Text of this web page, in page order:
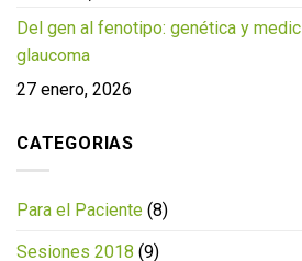
Del gen al fenotipo: genética y
glaucoma
27 enero, 2026
CATEGORIAS
Para el Paciente (8)
Sesiones 2018 (9)